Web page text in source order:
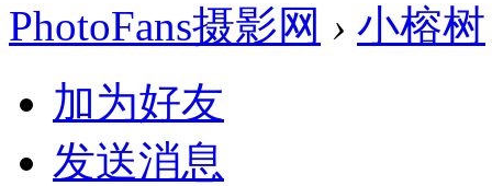
PhotoFans摄影网 › 小榕树
加为好友
发送消息